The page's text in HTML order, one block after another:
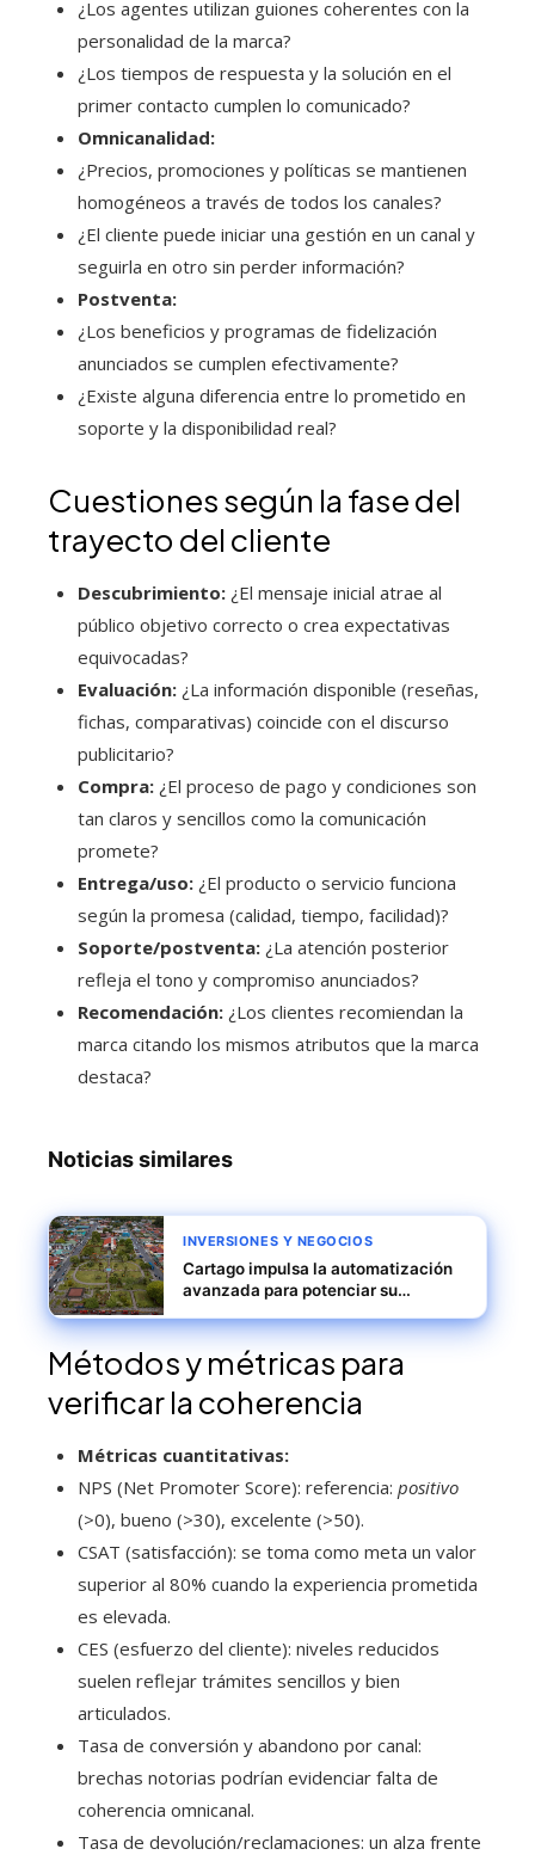
¿Los agentes utilizan guiones coherentes con la
personalidad de la marca?
¿Los tiempos de respuesta y la solución en el
primer contacto cumplen lo comunicado?
Omnicanalidad:
¿Precios, promociones y políticas se mantienen
homogéneos a través de todos los canales?
¿El cliente puede iniciar una gestión en un canal y
seguirla en otro sin perder información?
Postventa:
¿Los beneficios y programas de fidelización
anunciados se cumplen efectivamente?
¿Existe alguna diferencia entre lo prometido en
soporte y la disponibilidad real?
Cuestiones según la fase del
trayecto del cliente
Descubrimiento: ¿El mensaje inicial atrae al
público objetivo correcto o crea expectativas
equivocadas?
Evaluación: ¿La información disponible (reseñas,
fichas, comparativas) coincide con el discurso
publicitario?
Compra: ¿El proceso de pago y condiciones son
tan claros y sencillos como la comunicación
promete?
Entrega/uso: ¿El producto o servicio funciona
según la promesa (calidad, tiempo, facilidad)?
Soporte/postventa: ¿La atención posterior
refleja el tono y compromiso anunciados?
Recomendación: ¿Los clientes recomiendan la
marca citando los mismos atributos que la marca
destaca?
Noticias similares
INVERSIONES Y NEGOCIOS
Cartago impulsa la automatización
avanzada para potenciar su
Métodos y métricas para
verificar la coherencia
Métricas cuantitativas:
NPS (Net Promoter Score): referencia: positivo
(>0), bueno (>30), excelente (>50).
CSAT (satisfacción): se toma como meta un valor
superior al 80% cuando la experiencia prometida
es elevada.
CES (esfuerzo del cliente): niveles reducidos
suelen reflejar trámites sencillos y bien
articulados.
Tasa de conversión y abandono por canal:
brechas notorias podrían evidenciar falta de
coherencia omnicanal.
Tasa de devolución/reclamaciones: un alza frente